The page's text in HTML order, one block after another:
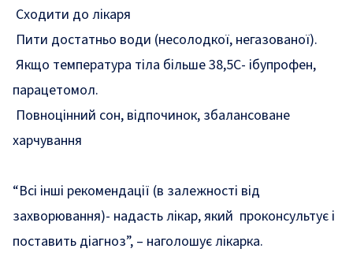
Сходити до лікаря
Пити достатньо води (несолодкої, негазованої).
Якщо температура тіла більше 38,5С- ібупрофен,
парацетомол.
Повноцінний сон, відпочинок, збалансоване
харчування
“Всі інші рекомендації (в залежності від
захворювання)- надасть лікар, який проконсультує і
поставить діагноз”, – наголошує лікарка.